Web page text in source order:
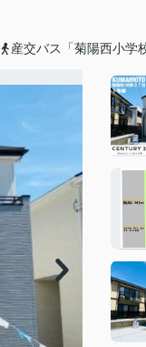
産交バス「菊陽西小学